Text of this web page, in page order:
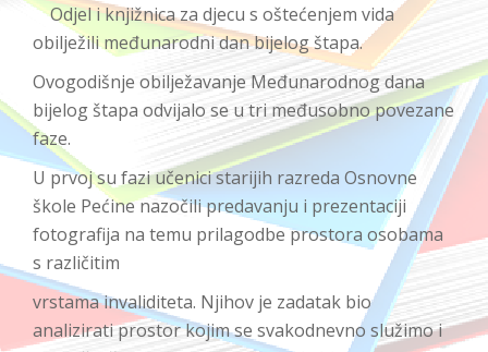
Odjel i knjižnica za djecu s oštećenjem vida
obilježili međunarodni dan bijelog štapa.
Ovogodišnje obilježavanje Međunarodnog dana
bijelog štapa odvijalo se u tri međusobno povezane
faze.
U prvoj su fazi učenici starijih razreda Osnovne
škole Pećine nazočili predavanju i prezentaciji
fotografija na temu prilagodbe prostora osobama
s različitim
vrstama invaliditeta. Njihov je zadatak bio
analizirati prostor kojim se svakodnevno služimo i